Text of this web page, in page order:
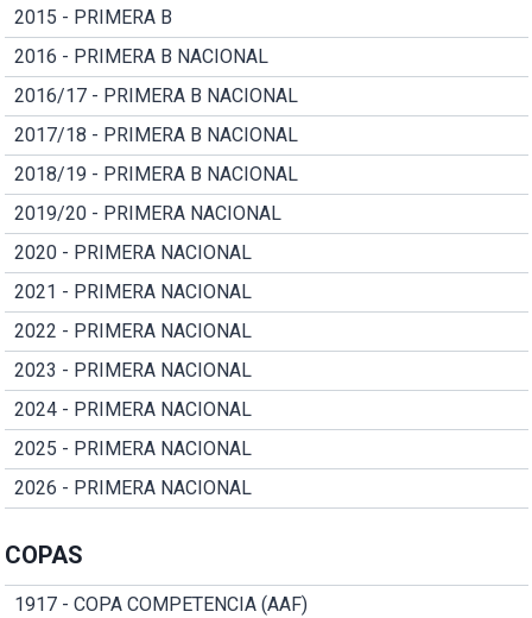
2015 - PRIMERA B
2016 - PRIMERA B NACIONAL
2016/17 - PRIMERA B NACIONAL
2017/18 - PRIMERA B NACIONAL
2018/19 - PRIMERA B NACIONAL
2019/20 - PRIMERA NACIONAL
2020 - PRIMERA NACIONAL
2021 - PRIMERA NACIONAL
2022 - PRIMERA NACIONAL
2023 - PRIMERA NACIONAL
2024 - PRIMERA NACIONAL
2025 - PRIMERA NACIONAL
2026 - PRIMERA NACIONAL
COPAS
1917 - COPA COMPETENCIA (AAF)